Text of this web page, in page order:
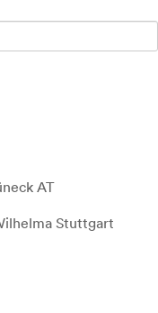
AT
Stuttgart